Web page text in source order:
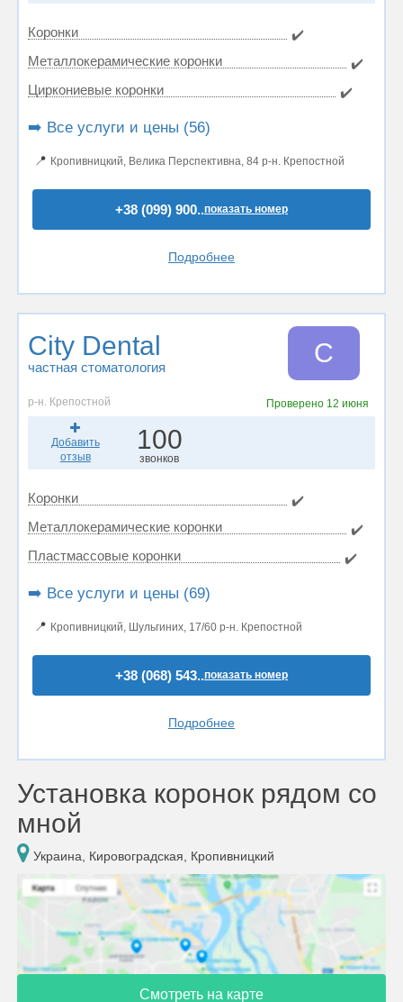
Коронки
✔️
Металлокерамические коронки
✔️
Циркониевые коронки
✔️
➡️ Все услуги и цены (56)
📍 Кропивницкий, Велика Перспективна, 84 р-н. Крепостной
+38 (099) 900..показать номер
Подробнее
City Dental
частная стоматология C
р-н. Крепостной Проверено 12 июня
Добавить
отзыв
100
звонков
Коронки
✔️
Металлокерамические коронки
✔️
Пластмассовые коронки
✔️
➡️ Все услуги и цены (69)
📍 Кропивницкий, Шульгиних, 17/60 р-н. Крепостной
+38 (068) 543..показать номер
Подробнее
Установка коронок рядом со
мной
Украина, Кировоградская, Кропивницкий
Смотреть на карте